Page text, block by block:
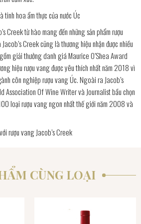
tinh hoa ẩm thực của nước Úc
Creek từ hào mang đến những sản phẩm rượu
Creek cũng là thương hiệu nhận được nhiều
giải thưởng danh giá Maurice O’Shea Award
hiệu rượu vang được yêu thích nhất năm 2018 vì
côn nghiệp rượu vang Úc. Ngoài ra Jacob’s
Association Of Wine Writer và Journalist bầu chọn
loại rượu vang ngon nhất thế giới năm 2008 và
rượu vang Jacob’s Creek
CÙNG LOẠI